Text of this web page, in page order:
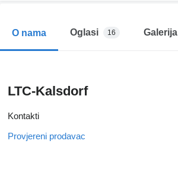
O nama Oglasi 16 Galerija
LTC-Kalsdorf
Kontakti
Provjereni prodavac